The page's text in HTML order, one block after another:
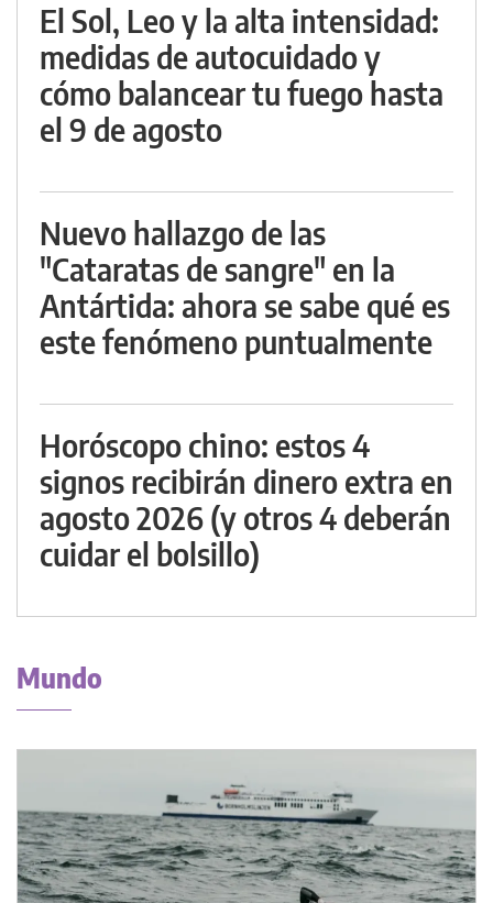
El Sol, Leo y la alta intensidad:
medidas de autocuidado y
cómo balancear tu fuego hasta
el 9 de agosto
Nuevo hallazgo de las
"Cataratas de sangre" en la
Antártida: ahora se sabe qué es
este fenómeno puntualmente
Horóscopo chino: estos 4
signos recibirán dinero extra en
agosto 2026 (y otros 4 deberán
cuidar el bolsillo)
Mundo